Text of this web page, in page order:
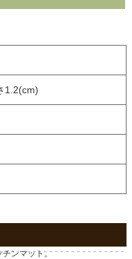
1.2(cm)
チンマット。